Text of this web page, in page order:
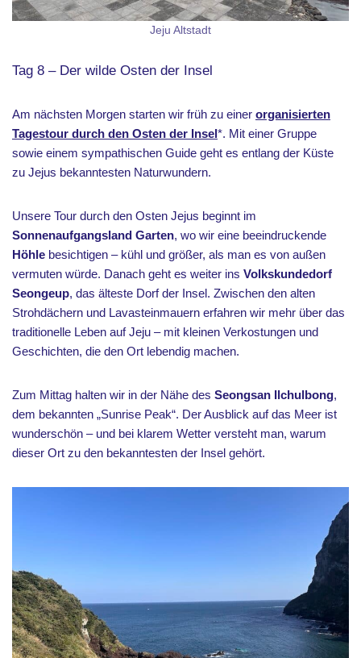
Jeju Altstadt
Tag 8 – Der wilde Osten der Insel
Am nächsten Morgen starten wir früh zu einer organisierten
Tagestour durch den Osten der Insel*. Mit einer Gruppe
sowie einem sympathischen Guide geht es entlang der Küste
zu Jejus bekanntesten Naturwundern.
Unsere Tour durch den Osten Jejus beginnt im
Sonnenaufgangsland Garten, wo wir eine beeindruckende
Höhle besichtigen – kühl und größer, als man es von außen
vermuten würde. Danach geht es weiter ins Volkskundedorf
Seongeup, das älteste Dorf der Insel. Zwischen den alten
Strohdächern und Lavasteinmauern erfahren wir mehr über das
traditionelle Leben auf Jeju – mit kleinen Verkostungen und
Geschichten, die den Ort lebendig machen.
Zum Mittag halten wir in der Nähe des Seongsan Ilchulbong,
dem bekannten „Sunrise Peak“. Der Ausblick auf das Meer ist
wunderschön – und bei klarem Wetter versteht man, warum
dieser Ort zu den bekanntesten der Insel gehört.